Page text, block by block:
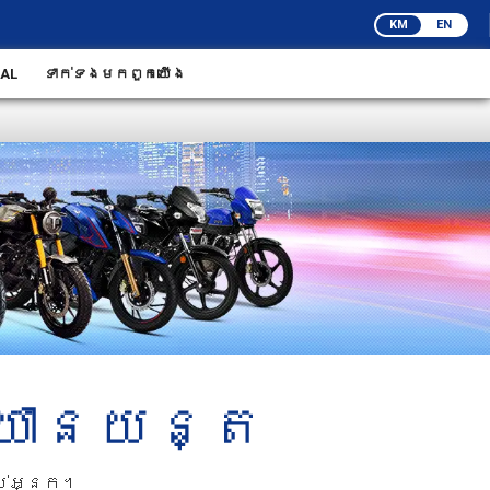
KM EN
ទាក់ទង​មក​ពួក​យើង
ានយន្ត
អ្នក។